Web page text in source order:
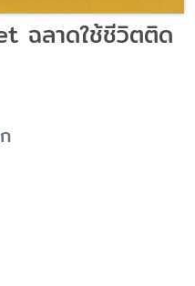
ฉลาดใช้ชีวิตติด